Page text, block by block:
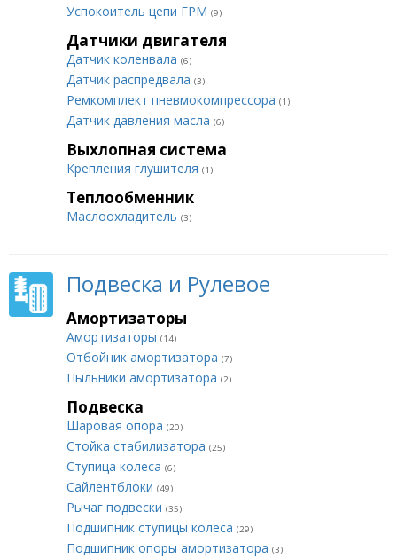
Успокоитель цепи ГРМ (9)
Датчики двигателя
Датчик коленвала (6)
Датчик распредвала (3)
Ремкомплект пневмокомпрессора (1)
Датчик давления масла (6)
Выхлопная система
Крепления глушителя (1)
Теплообменник
Маслоохладитель (3)
Подвеска и Рулевое
Амортизаторы
Амортизаторы (14)
Отбойник амортизатора (7)
Пыльники амортизатора (2)
Подвеска
Шаровая опора (20)
Стойка стабилизатора (25)
Ступица колеса (6)
Сайлентблоки (49)
Рычаг подвески (35)
Подшипник ступицы колеса (29)
Подшипник опоры амортизатора (3)